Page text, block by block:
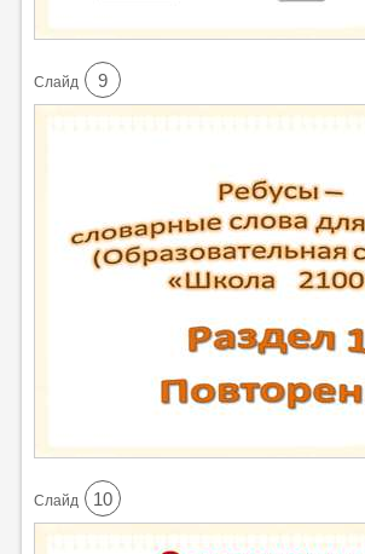
Cлайд 9
Cлайд 10